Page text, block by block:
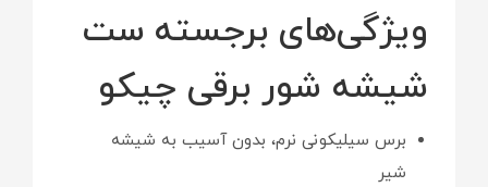
ویژگی‌های برجسته ست
شیشه شور برقی چیکو
برس سیلیکونی نرم، بدون آسیب به شیشه
شیر